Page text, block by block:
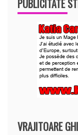
PUBLICITATE
VRAJITOARE